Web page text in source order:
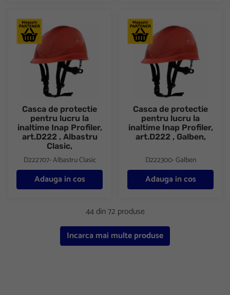
Casca de protectie pentru lucru la inaltime Inap Profiler,
Casca de protectie
pentru lucru la
inaltime Inap Profiler,
art.D222 , Albastru
Clasic,
D222707- Albastru Clasic
Adauga in cos
Casca de protectie pentru
Casca de protectie
pentru lucru la
inaltime Inap Profiler,
art.D222 , Galben,
D222300- Galben
Adauga in cos
44 din 72 produse
Incarca mai multe produse